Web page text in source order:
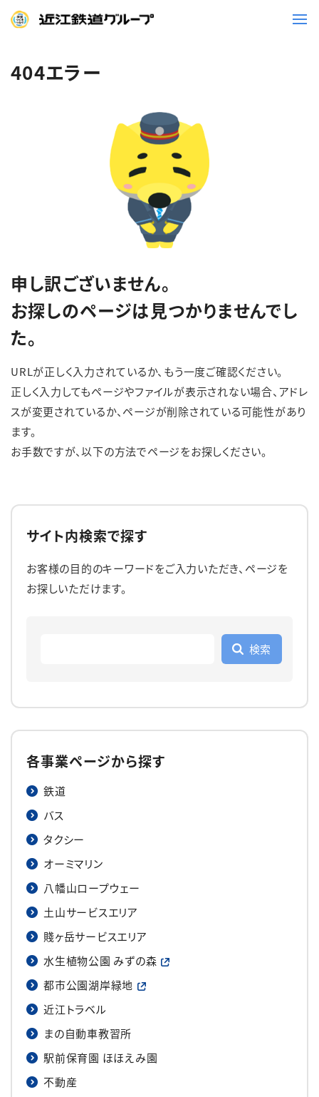
鉄道
観光・イベント情報
企業情報
404エラー
申し訳ございません。
お探しのページは見つかりませんでし
た。
URLが正しく入力されているか、もう一度ご確認ください。
正しく入力してもページやファイルが表示されない場合、アドレ
スが変更されているか、ページが削除されている可能性があり
ます。
お手数ですが、以下の方法でページをお探しください。
サイト内検索で探す
お客様の目的のキーワードをご入力いただき、ページを
お探しいただけます。
各事業ページから探す
鉄道
バス
タクシー
オーミマリン
八幡山ロープウェー
土山サービスエリア
賤ヶ岳サービスエリア
水生植物公園 みずの森
都市公園湖岸緑地
近江トラベル
まの自動車教習所
駅前保育園 ほほえみ園
不動産